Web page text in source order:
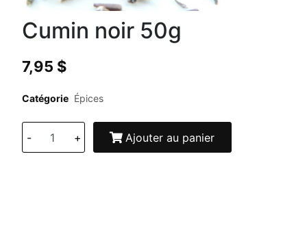
Cumin noir 50g
7,95 $
Catégorie Épices
- + Ajouter au panier